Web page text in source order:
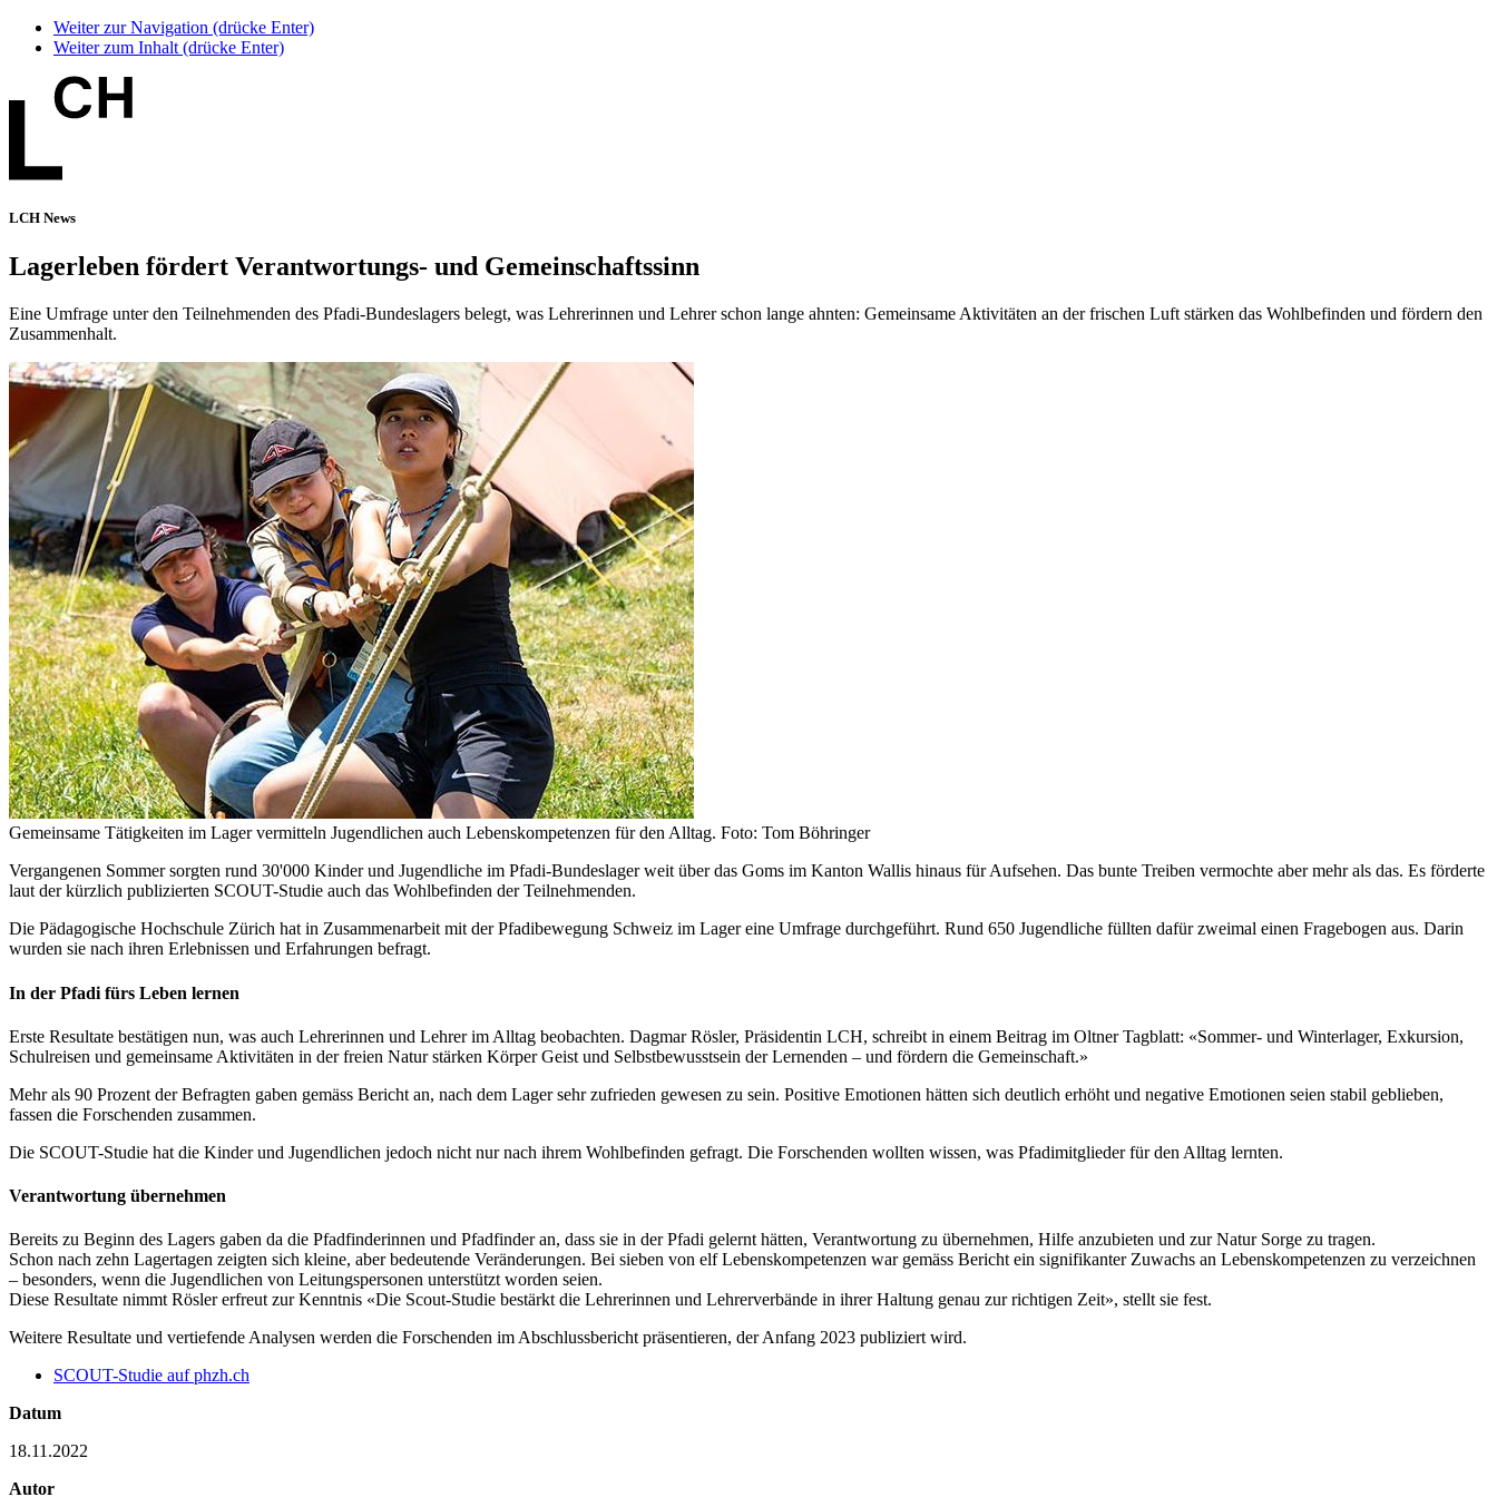
Weiter zur Navigation (drücke Enter)
Weiter zum Inhalt (drücke Enter)
LCH News
Lagerleben fördert Verantwortungs- und Gemeinschaftssinn
Eine Umfrage unter den Teilnehmenden des Pfadi-Bundeslagers belegt, was Lehrerinnen und Lehrer schon lange ahnten: Gemeinsame Aktivitäten an der frischen Luft stärken das Wohlbefinden und fördern den
Zusammenhalt.
Gemeinsame Tätigkeiten im Lager vermitteln Jugendlichen auch Lebenskompetenzen für den Alltag. Foto: Tom Böhringer
Vergangenen Sommer sorgten rund 30'000 Kinder und Jugendliche im Pfadi-Bundeslager weit über das Goms im Kanton Wallis hinaus für Aufsehen. Das bunte Treiben vermochte aber mehr als das. Es förderte
laut der kürzlich publizierten SCOUT-Studie auch das Wohlbefinden der Teilnehmenden.
Die Pädagogische Hochschule Zürich hat in Zusammenarbeit mit der Pfadibewegung Schweiz im Lager eine Umfrage durchgeführt. Rund 650 Jugendliche füllten dafür zweimal einen Fragebogen aus. Darin
wurden sie nach ihren Erlebnissen und Erfahrungen befragt.
In der Pfadi fürs Leben lernen
Erste Resultate bestätigen nun, was auch Lehrerinnen und Lehrer im Alltag beobachten. Dagmar Rösler, Präsidentin LCH, schreibt in einem Beitrag im Oltner Tagblatt: «Sommer- und Winterlager, Exkursion,
Schulreisen und gemeinsame Aktivitäten in der freien Natur stärken Körper Geist und Selbstbewusstsein der Lernenden – und fördern die Gemeinschaft.»
Mehr als 90 Prozent der Befragten gaben gemäss Bericht an, nach dem Lager sehr zufrieden gewesen zu sein. Positive Emotionen hätten sich deutlich erhöht und negative Emotionen seien stabil geblieben,
fassen die Forschenden zusammen.
Die SCOUT-Studie hat die Kinder und Jugendlichen jedoch nicht nur nach ihrem Wohlbefinden gefragt. Die Forschenden wollten wissen, was Pfadimitglieder für den Alltag lernten.
Verantwortung übernehmen
Bereits zu Beginn des Lagers gaben da die Pfadfinderinnen und Pfadfinder an, dass sie in der Pfadi gelernt hätten, Verantwortung zu übernehmen, Hilfe anzubieten und zur Natur Sorge zu tragen.
Schon nach zehn Lagertagen zeigten sich kleine, aber bedeutende Veränderungen. Bei sieben von elf Lebenskompetenzen war gemäss Bericht ein signifikanter Zuwachs an Lebenskompetenzen zu verzeichnen
– besonders, wenn die Jugendlichen von Leitungspersonen unterstützt worden seien.
Diese Resultate nimmt Rösler erfreut zur Kenntnis «Die Scout-Studie bestärkt die Lehrerinnen und Lehrerverbände in ihrer Haltung genau zur richtigen Zeit», stellt sie fest.
Weitere Resultate und vertiefende Analysen werden die Forschenden im Abschlussbericht präsentieren, der Anfang 2023 publiziert wird.
SCOUT-Studie auf phzh.ch
Datum
18.11.2022
Autor